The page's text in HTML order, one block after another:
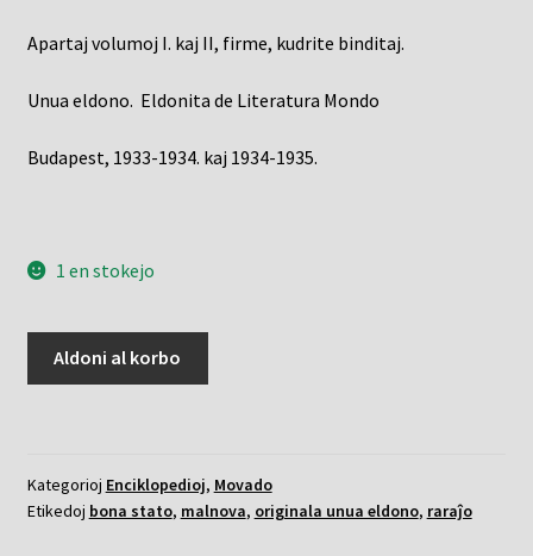
Apartaj volumoj I. kaj II, firme, kudrite binditaj.
Unua eldono. Eldonita de Literatura Mondo
Budapest, 1933-1934. kaj 1934-1935.
1 en stokejo
II.
kvanto
Aldoni al korbo
Kategorioj Enciklopedioj, Movado
Etikedoj bona stato, malnova, originala unua eldono, raraĵo